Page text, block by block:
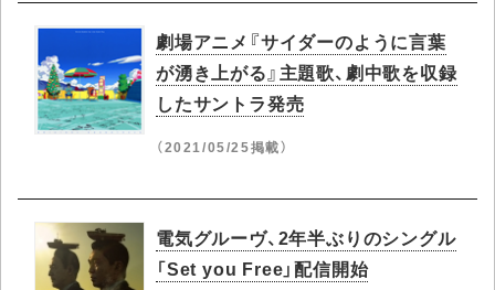
劇場アニメ『サイダーのように言葉
が湧き上がる』主題歌、劇中歌を収録
したサントラ発売
（2021/05/25掲載）
電気グルーヴ、2年半ぶりのシングル
「Set you Free」配信開始